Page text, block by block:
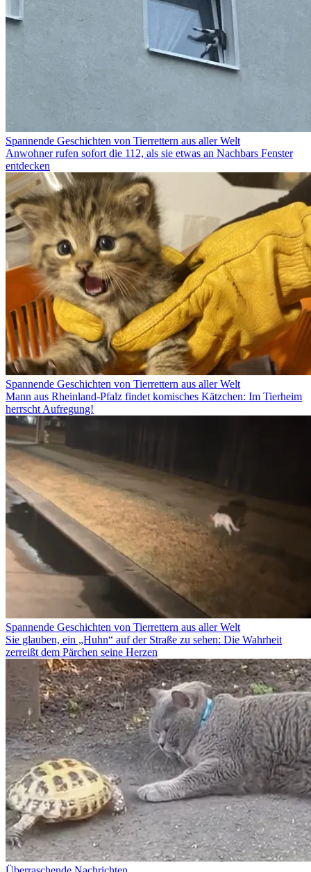
Spannende Geschichten von Tierrettern aus aller Welt
Anwohner rufen sofort die 112, als sie etwas an Nachbars Fenster
entdecken
Spannende Geschichten von Tierrettern aus aller Welt
Mann aus Rheinland-Pfalz findet komisches Kätzchen: Im Tierheim
herrscht Aufregung!
Spannende Geschichten von Tierrettern aus aller Welt
Sie glauben, ein „Huhn“ auf der Straße zu sehen: Die Wahrheit
zerreißt dem Pärchen seine Herzen